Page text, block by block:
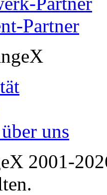
Partner
uns
2001-